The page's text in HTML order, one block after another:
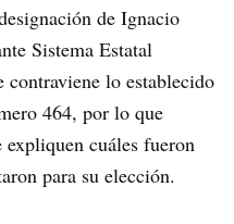
de Ignacio
Sistema Estatal
lo establecido
464, por lo que
cuáles fueron
para su elección.